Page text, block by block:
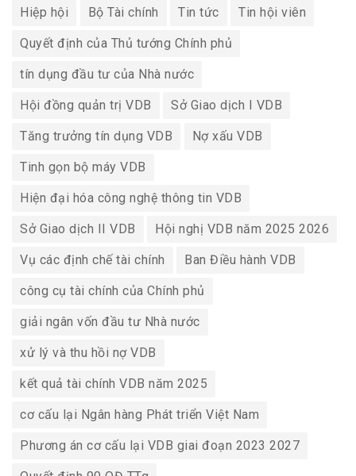
Hiệp hội Bộ Tài chính Tin tức Tin hội viên
Quyết định của Thủ tướng Chính phủ
tín dụng đầu tư của Nhà nước
Hội đồng quản trị VDB Sở Giao dịch I VDB
Tăng trưởng tín dụng VDB Nợ xấu VDB
Tinh gọn bộ máy VDB
Hiện đại hóa công nghệ thông tin VDB
Sở Giao dịch II VDB Hội nghị VDB năm 2025 2026
Vụ các định chế tài chính Ban Điều hành VDB
công cụ tài chính của Chính phủ
giải ngân vốn đầu tư Nhà nước
xử lý và thu hồi nợ VDB
kết quả tài chính VDB năm 2025
cơ cấu lại Ngân hàng Phát triển Việt Nam
Phương án cơ cấu lại VDB giai đoạn 2023 2027